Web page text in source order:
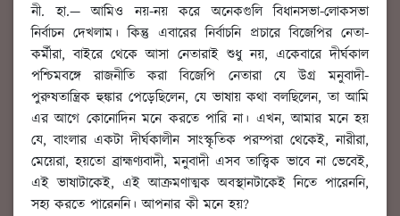
নী. হা.—আমিও নয়-নয় করে অনেকগুলি বিধানসভা-লোকসভা
নির্বাচন দেখলাম। কিন্তু এবারের নির্বাচনি প্রচারে বিজেপির নেতা-
কর্মীরা, বাইরে থেকে আসা নেতারাই শুধু নয়, একেবারে দীর্ঘকাল
পশ্চিমবঙ্গে রাজনীতি করা বিজেপি নেতারা যে উগ্র মনুবাদী-
পুরুষতান্ত্রিক হুঙ্কার পেড়েছিলেন, যে ভাষায় কথা বলছিলেন, তা আমি
এর আগে কোনোদিন মনে করতে পারি না। এখন, আমার মনে হয়
যে, বাংলার একটা দীর্ঘকালীন সাংস্কৃতিক পরম্পরা থেকেই, নারীরা,
মেয়েরা, হয়তো ব্রাহ্মণ্যবাদী, মনুবাদী এসব তাত্ত্বিক ভাবে না ভেবেই,
এই ভাষাটাকেই, এই আক্রমণাত্মক অবস্থানটাকেই নিতে পারেননি,
সহ্য করতে পারেননি। আপনার কী মনে হয়?